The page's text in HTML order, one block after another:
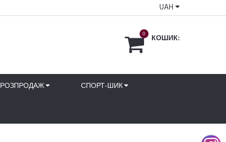
UAH
0 КОШИК:
РОЗПРОДАЖ СПОРТ-ШИК